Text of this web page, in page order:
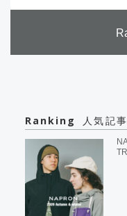
Ranking 人気記事